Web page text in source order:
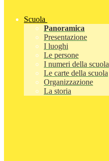
Scuola
Panoramica
Presentazione
I luoghi
Le persone
I numeri della scuola
Le carte della scuola
Organizzazione
La storia